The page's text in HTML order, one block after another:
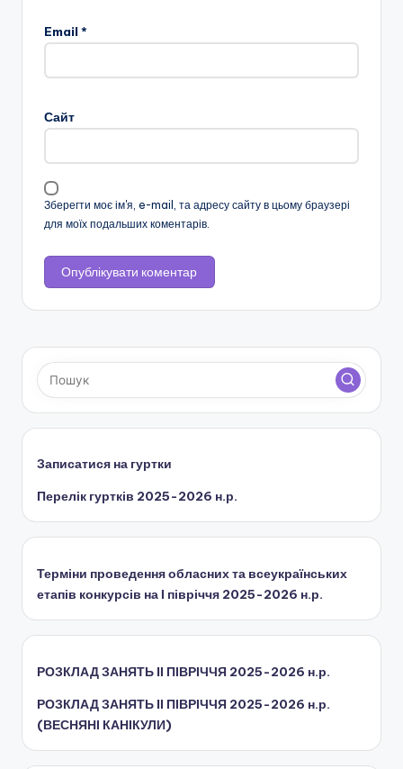
Email *
Сайт
Зберегти моє ім'я, e-mail, та адресу сайту в цьому браузері
для моїх подальших коментарів.
Записатися на гуртки
Перелік гуртків 2025-2026 н.р.
Терміни проведення обласних та всеукраїнських
етапів конкурсів на І півріччя 2025-2026 н.р.
РОЗКЛАД ЗАНЯТЬ IІ ПІВРІЧЧЯ 2025-2026 н.р.
РОЗКЛАД ЗАНЯТЬ IІ ПІВРІЧЧЯ 2025-2026 н.р.
(ВЕСНЯНІ КАНІКУЛИ)